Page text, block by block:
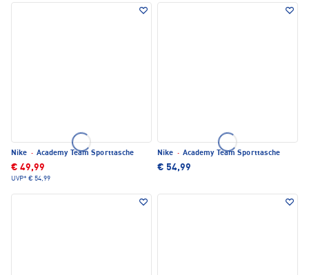
Nike · Academy Team Sporttasche
€ 49,99
UVP* € 54,99
Nike · Academy Team Sporttasche
€ 54,99